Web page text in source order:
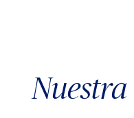
Nuestra